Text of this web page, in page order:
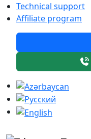
Technical support
Affiliate program